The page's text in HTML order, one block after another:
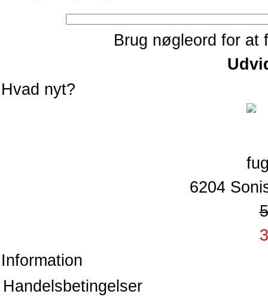
Brug nøgleord for at
Hvad nyt?
6204
Information
Handelsbetingelser